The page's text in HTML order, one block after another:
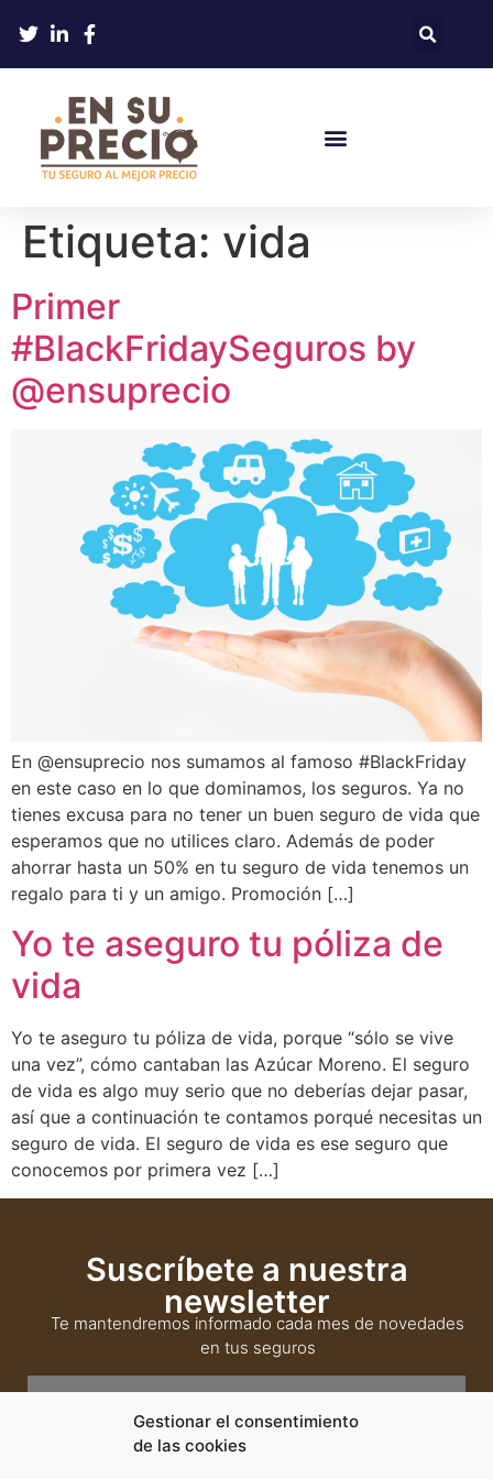
Gestionar el consentimiento
de las cookies
Etiqueta: vida
Primer
#BlackFridaySeguros by
@ensuprecio
En @ensuprecio nos sumamos al famoso #BlackFriday
en este caso en lo que dominamos, los seguros. Ya no
tienes excusa para no tener un buen seguro de vida que
esperamos que no utilices claro. Además de poder
ahorrar hasta un 50% en tu seguro de vida tenemos un
regalo para ti y un amigo. Promoción […]
Yo te aseguro tu póliza de
vida
Yo te aseguro tu póliza de vida, porque “sólo se vive
una vez”, cómo cantaban las Azúcar Moreno. El seguro
de vida es algo muy serio que no deberías dejar pasar,
así que a continuación te contamos porqué necesitas un
seguro de vida. El seguro de vida es ese seguro que
conocemos por primera vez […]
Suscríbete a nuestra
newsletter
Te mantendremos informado cada mes de novedades
en tus seguros
SUSCRIBIRSE